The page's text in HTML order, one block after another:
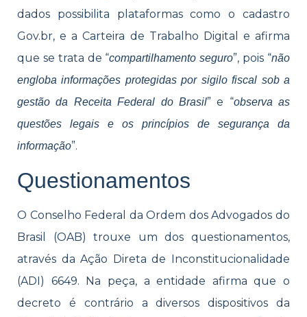
dados possibilita plataformas como o cadastro
Gov.br, e a Carteira de Trabalho Digital e afirma
que se trata de “compartilhamento seguro”, pois “não
engloba informações protegidas por sigilo fiscal sob a
gestão da Receita Federal do Brasil” e “observa as
questões legais e os princípios de segurança da
informação”.
Questionamentos
O Conselho Federal da Ordem dos Advogados do
Brasil (OAB) trouxe um dos questionamentos,
através da Ação Direta de Inconstitucionalidade
(ADI) 6649. Na peça, a entidade afirma que o
decreto é contrário a diversos dispositivos da